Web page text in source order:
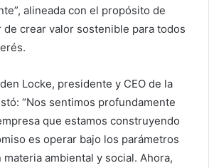
alineada con el propósito de
de crear valor sostenible para todos
Locke, presidente y CEO de la
“Nos sentimos profundamente
que estamos construyendo
es operar bajo los parámetros
ambiental y social. Ahora,